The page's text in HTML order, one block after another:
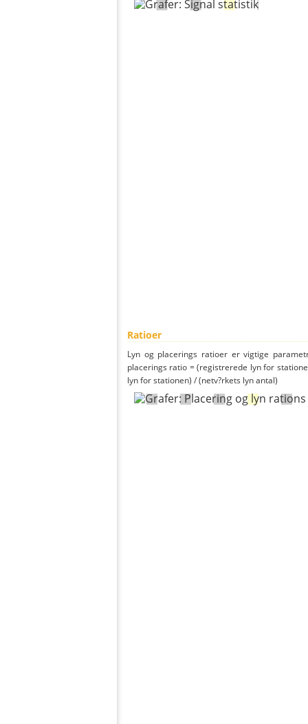
Ratioer
Lyn og placerings ratioer er vigtige
placerings ratio = (registrerede lyn for
lyn for stationen) / (netv?rkets lyn antal)